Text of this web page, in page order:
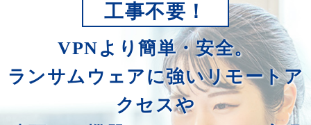
工事不要！
VPNより簡単・安全。
ランサムウェアに強いリモートア
クセスや